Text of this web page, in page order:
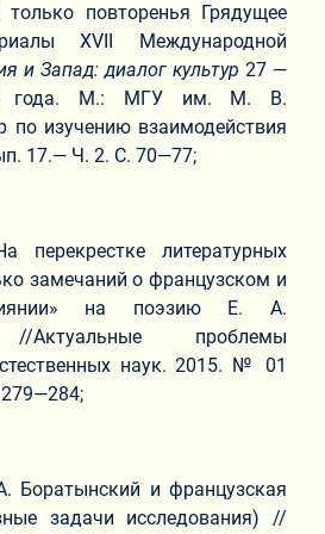
только повторенья Грядущее
XVII Международной
и Запад: диалог культур 27 —
года. М.: МГУ им. М. В.
по изучению взаимодействия
17.— Ч. 2. С. 70—77;
перекрестке литературных
замечаний о французском и
на поэзию Е. А.
//Актуальные проблемы
наук. 2015. № 01
Боратынский и французская
задачи исследования) //